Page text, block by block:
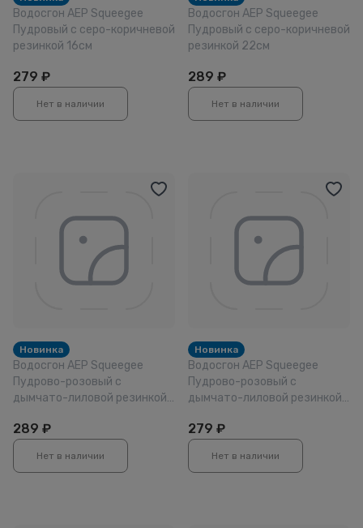
Водосгон АЕР Squeegee
Пудровый с серо-коричневой
резинкой 16см
279 ₽
Нет в наличии
Водосгон АЕР Squeegee
Пудровый с серо-коричневой
резинкой 22см
289 ₽
Нет в наличии
Новинка
Водосгон АЕР Squeegee
Пудрово-розовый с
дымчато-лиловой резинкой
289 ₽
Нет в наличии
Новинка
Водосгон АЕР Squeegee
Пудрово-розовый с
дымчато-лиловой резинкой
279 ₽
Нет в наличии